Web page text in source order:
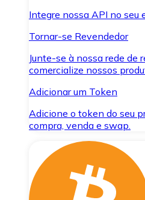
Integre nossa API no seu
Tornar-se Revendedor
Junte-se à nossa rede de
comercialize nossos
Adicionar um Token
Adicione o token do seu
compra, venda e swap.